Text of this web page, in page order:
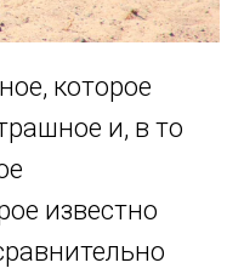
которое
и, в то
известно